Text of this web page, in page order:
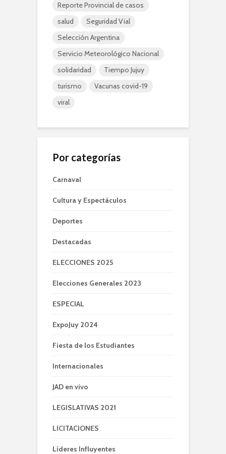
Reporte Provincial de casos
salud
Seguridad Vial
Selección Argentina
Servicio Meteorológico Nacional
solidaridad
Tiempo Jujuy
turismo
Vacunas covid-19
viral
Por categorías
Carnaval
Cultura y Espectáculos
Deportes
Destacadas
ELECCIONES 2025
Elecciones Generales 2023
ESPECIAL
ExpoJuy 2024
Fiesta de los Estudiantes
Internacionales
JAD en vivo
LEGISLATIVAS 2021
LICITACIONES
Líderes Influyentes